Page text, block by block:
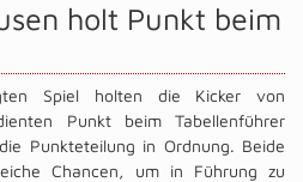
holt Punkt beim
Spiel holten die Kicker von
Punkt beim Tabellenführer
Punkteteilung in Ordnung. Beide
Chancen, um in Führung zu